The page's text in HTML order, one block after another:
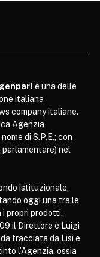
è una delle
italiana
company italiane.
Agenzia
di S.P.E.; con
parlamentare) nel
istituzionale,
oggi una tra le
propri prodotti,
il Direttore è Luigi
tracciata da Lisi e
l’Agenzia, ossia